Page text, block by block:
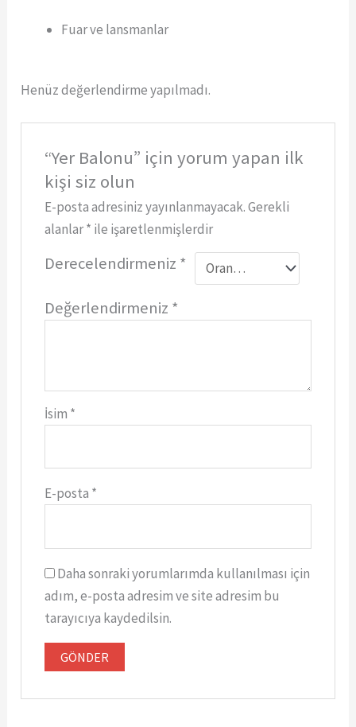
Fuar ve lansmanlar
Henüz değerlendirme yapılmadı.
“Yer Balonu” için yorum yapan ilk
kişi siz olun
E-posta adresiniz yayınlanmayacak.Gerekli
alanlar* ile işaretlenmişlerdir
Derecelendirmeniz *
Değerlendirmeniz *
İsim *
E-posta *
Daha sonraki yorumlarımda kullanılması için
adım, e-posta adresim ve site adresim bu
tarayıcıya kaydedilsin.